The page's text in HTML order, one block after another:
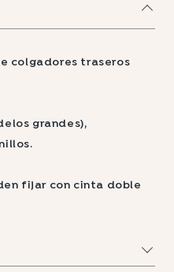
colgadores traseros
grandes),
fijar con cinta doble